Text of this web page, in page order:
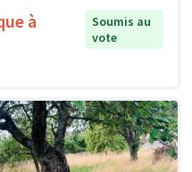
à
Soumis au
vote